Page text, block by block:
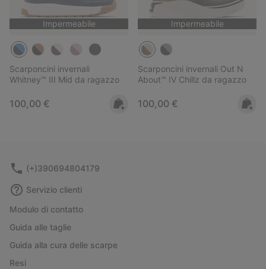
Impermeabile
Scarponcini invernali
Whitney™ III Mid da ragazzo
Regular price:
100,00 €
Impermeabile
Scarponcini invernali Out N
About™ IV Chillz da ragazzo
Regular price:
100,00 €
(+)390694804179
Servizio clienti
Modulo di contatto
Guida alle taglie
Guida alla cura delle scarpe
Resi